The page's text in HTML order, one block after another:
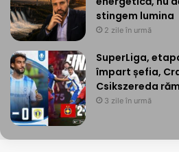
stingem lumina
2 zile în urmă
SuperLiga,
împart șefia,
Csikszereda
3 zile în urmă